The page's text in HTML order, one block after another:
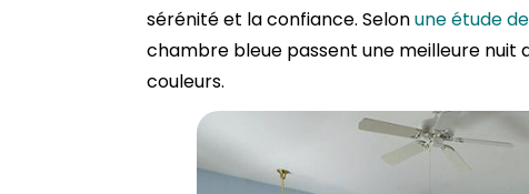
sérénité et la confiance. Selonune étude
chambre bleue passent une meilleure
couleurs.